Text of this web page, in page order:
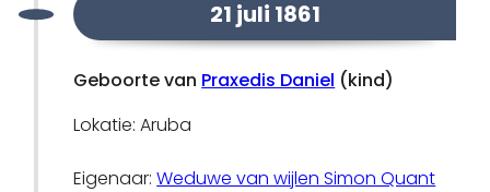
21 juli 1861
Geboorte van Praxedis Daniel (kind)
Lokatie: Aruba
Eigenaar:Weduwe van wijlen Simon Quant